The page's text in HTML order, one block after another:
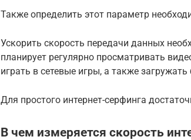
Также определить этот параметр
Ускорить скорость передачи данных
планирует регулярно просматривать
играть в сетевые игры, а также
Для простого интернет-серфинга
В чем измеряется скорость